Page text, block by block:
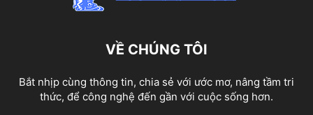
VỀ CHÚNG TÔI
Bắt nhịp cùng thông tin, chia sẻ với ước mơ, nâng tầm tri
thức, để công nghệ đến gần với cuộc sống hơn.